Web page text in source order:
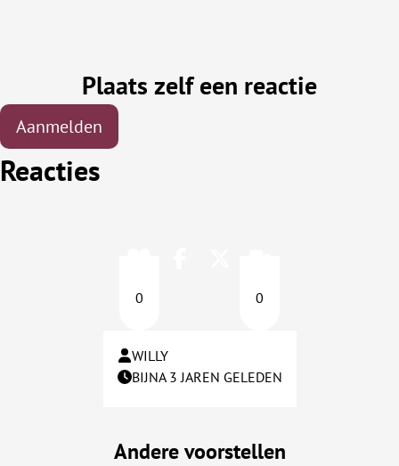
Plaats zelf een reactie
Aanmelden
Reacties
0 0
WILLY
BIJNA 3 JAREN GELEDEN
Andere voorstellen